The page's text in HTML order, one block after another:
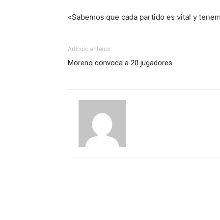
«Sabemos que cada partido es vital y
Artículo anterior
Moreno convoca a 20 jugadores